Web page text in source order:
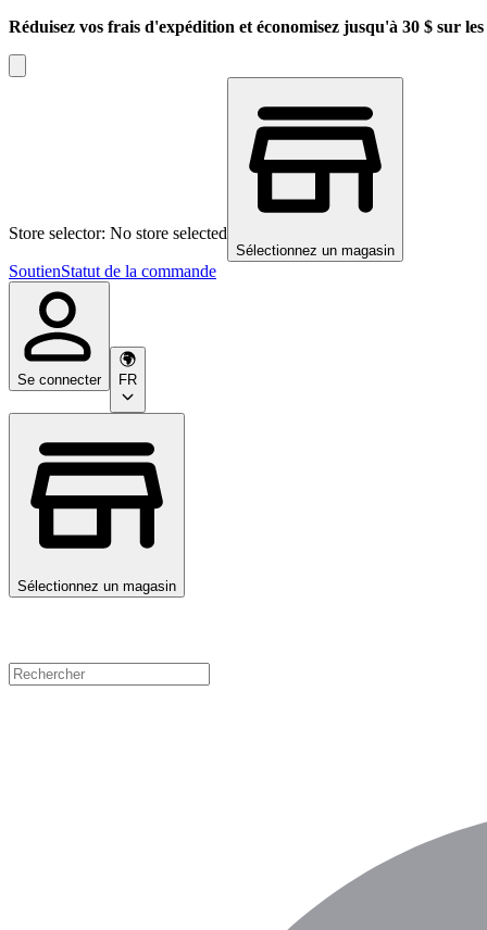
Réduisez vos frais d'expédition et économisez jusqu'à 30 $ sur
Store selector: No store selected
Sélectionnez un magasin
SoutienStatut de la commande
Se connecter FR
Sélectionnez un magasin